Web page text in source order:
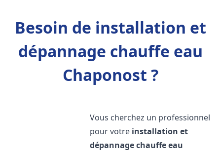
Besoin de installation et
dépannage chauffe eau
Chaponost ?
Vous cherchez un professionnel
pour votre installation et
dépannage chauffe eau